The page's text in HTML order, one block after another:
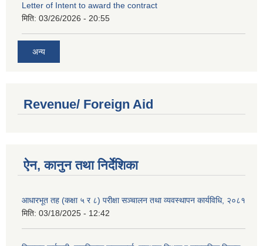
Letter of Intent to award the contract
मिति: 03/26/2026 - 20:55
अन्य
Revenue/ Foreign Aid
ऐन, कानुन तथा निर्देशिका
आधारभूत तह (कक्षा ५ र ८) परीक्षा सञ्चालन तथा व्यवस्थापन कार्यविधि, २०८१
मिति: 03/18/2025 - 12:42